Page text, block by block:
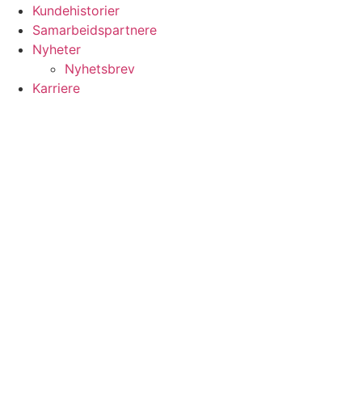
Kundehistorier
Samarbeidspartnere
Nyheter
Nyhetsbrev
Karriere